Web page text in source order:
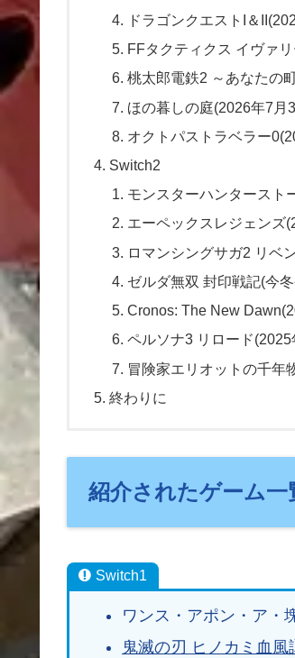
ドラゴンクエストI＆
FFタクティクス イヴァ
桃太郎電鉄2 ～あなたの
ほの暮しの庭(2026年7月
オクトパストラベラー
Switch2
モンスターハンタース
エーペックスレジェンズ
ロマンシングサガ2 リベ
ゼルダ無双 封印戦記(今
Cronos: The New
ペルソナ3 リロード
冒険家エリオットの千年
終わりに
紹介されたゲーム一
Switch1
ワンス・アポン・ア・
鬼滅の刃 ヒノカミ血風